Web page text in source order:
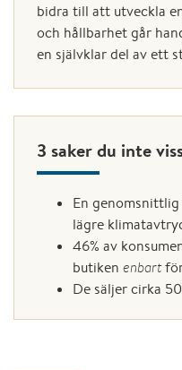
bidra till att utveckla
och hållbarhet går
en självklar del av ett
3 saker du inte
En
lägre
46% av
butiken enbartför
De säljer cirka